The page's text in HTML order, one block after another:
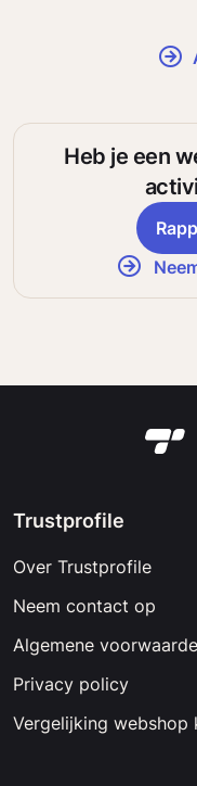
Heb je een
Trustprofile
Over Trustprofile
Neem contact op
Algemene
Privacy policy
Vergelijking webshop